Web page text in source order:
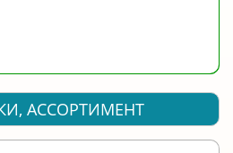
АССОРТИМЕНТ